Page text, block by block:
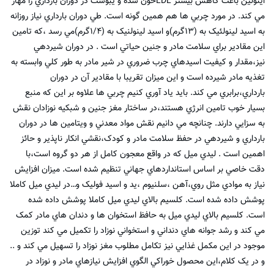
مي کند. در مورد چربي ها هم همين گونه است. طي دوران بارداري نياز روزانه
به اسيد لينولئيک به (۱۳گرم)و اسيد لينولنيک به (۱/۴گرم)مي رسد ،که تامين
اين مقادير براي سلامت مادر و جنين حياتي است . در دوران شيردهي
نيز،مقدار و کيفيت اسيدهاي چرب ضروري در شير مادر به طور کلي وابسته به
تغذيه مادر شيرده است و اين ميزان تقريبا با مقادير آن در دوران
بارداري،برابري مي کند. بايد ياد آوري کنيم چربي ها علاوه بر اين که منبع
بسيار خوب تامين انرژي هستند،در ساختار مغز جنين و شبکيه نوزادان نقش
به سزايي دارند. چنانچه مي دانيم نقش مواد معدني و ويتامين ها در دوران
بارداري و شيردهي در حفظ سلامت مادر و کودک،نقشي انکار ناپذير و حائز
اهمين است . ليدي ميل که در واقع معجون کامل از هر دو گروه است،با
دقت خاصي بر اساس استانداردهاي جهاني تنظيم شده است. ميزان افزايش
نياز به موادي مثل روي،آهن ،سلنيوم ،يد و اسيد فوليک و…در ليدي ميل کاملا
پوشش داده شده است. کلسيم بالاي ليدي ميل کاملا پوشش داده شده
است. کلسيم بالاي ليدي ميل به حافظ استخوان ها و دندان هاي مادر کمک
مي کند و رشد جوانه هاي دنداني و استخواني نوزاد را تکميل مي کند توزين
موجود در اين مکمل غذايي نيز تکامل مطلوب مغز نوزاد را تسهيل مي کند و ..
و در يک کلام،اين محصول خوراکي الگوي افزايش نيازهاي مادر و نوزاد در